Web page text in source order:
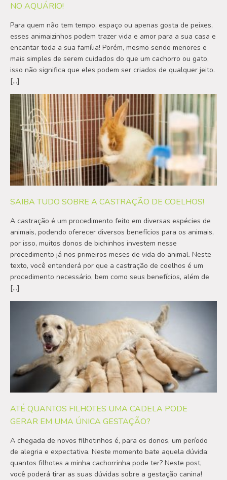
NO AQUÁRIO!
Para quem não tem tempo, espaço ou apenas gosta de peixes,
esses animaizinhos podem trazer vida e amor para a sua casa e
encantar toda a sua família! Porém, mesmo sendo menores e
mais simples de serem cuidados do que um cachorro ou gato,
isso não significa que eles podem ser criados de qualquer jeito.
[…]
SAIBA TUDO SOBRE A CASTRAÇÃO DE COELHOS!
A castração é um procedimento feito em diversas espécies de
animais, podendo oferecer diversos benefícios para os animais,
por isso, muitos donos de bichinhos investem nesse
procedimento já nos primeiros meses de vida do animal. Neste
texto, você entenderá por que a castração de coelhos é um
procedimento necessário, bem como seus benefícios, além de
[…]
ATÉ QUANTOS FILHOTES UMA CADELA PODE
GERAR EM UMA ÚNICA GESTAÇÃO?
A chegada de novos filhotinhos é, para os donos, um período
de alegria e expectativa. Neste momento bate aquela dúvida:
quantos filhotes a minha cachorrinha pode ter? Neste post,
você poderá tirar as suas dúvidas sobre a gestação canina!